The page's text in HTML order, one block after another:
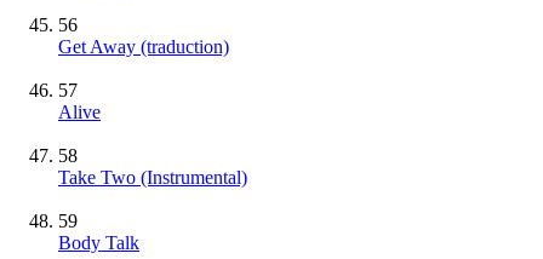
56
Get Away (traduction)
57
Alive
58
Take Two (Instrumental)
59
Body Talk